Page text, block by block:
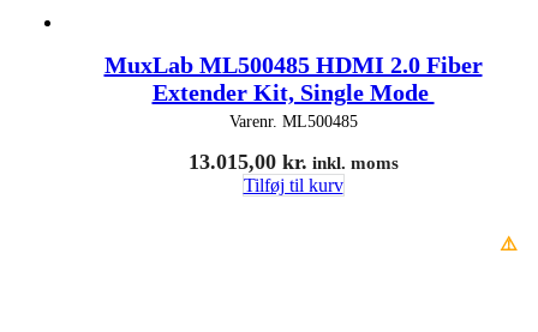
MuxLab ML500485 HDMI 2.0 Fiber
Extender Kit, Single Mode
Varenr. ML500485
13.015,00 kr. inkl. moms
Tilføj til kurv
⚠️